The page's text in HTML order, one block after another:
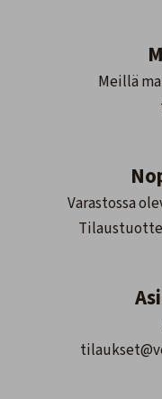
Meillä
Varastossa